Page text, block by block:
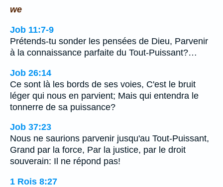
we
Job 11:7-9
Prétends-tu sonder les pensées de Dieu, Parvenir
à la connaissance parfaite du Tout-Puissant?…
Job 26:14
Ce sont là les bords de ses voies, C'est le bruit
léger qui nous en parvient; Mais qui entendra le
tonnerre de sa puissance?
Job 37:23
Nous ne saurions parvenir jusqu'au Tout-Puissant,
Grand par la force, Par la justice, par le droit
souverain: Il ne répond pas!
1 Rois 8:27